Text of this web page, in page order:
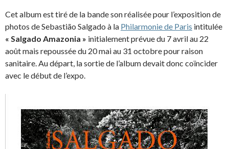
Cet album est tiré de la bande son réalisée pour l’exposition de
photos de Sebastião Salgado à la Philarmonie de Paris intitulée
« Salgado Amazonia » initialement prévue du 7 avril au 22
août mais repoussée du 20 mai au 31 octobre pour raison
sanitaire. Au départ, la sortie de l’album devait donc coïncider
avec le début de l’expo.